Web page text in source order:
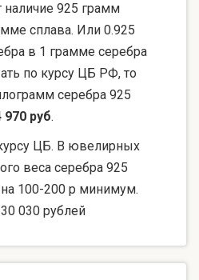
наличие 925 грамм
сплава. Или 0.925
в 1 грамме серебра
по курсу ЦБ РФ, то
серебра 925
970 руб.
ЦБ. В ювелирных
веса серебра 925
100-200 р минимум.
030 рублей